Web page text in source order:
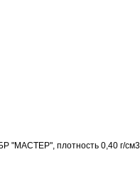
"МАСТЕР", плотность 0,40 г/